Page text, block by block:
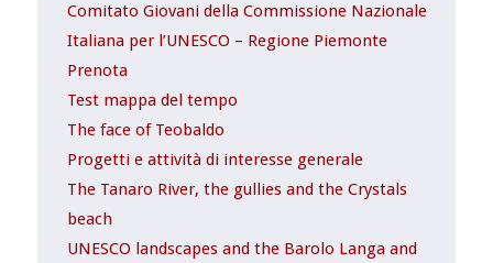
Comitato Giovani della Commissione Nazionale
Italiana per l’UNESCO – Regione Piemonte
Prenota
Test mappa del tempo
The face of Teobaldo
Progetti e attività di interesse generale
The Tanaro River, the gullies and the Crystals
beach
UNESCO landscapes and the Barolo Langa and